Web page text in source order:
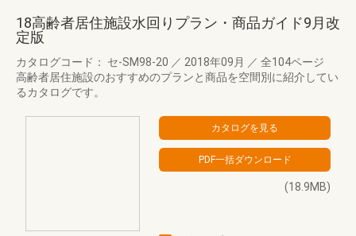
18高齢者居住施設水回りプラン・商品ガイド9月改
定版
カタログコード： セ-SM98-20 ／ 2018年09月 ／ 全104ページ
高齢者居住施設のおすすめのプランと商品を空間別に紹介してい
るカタログです。
(18.9MB)